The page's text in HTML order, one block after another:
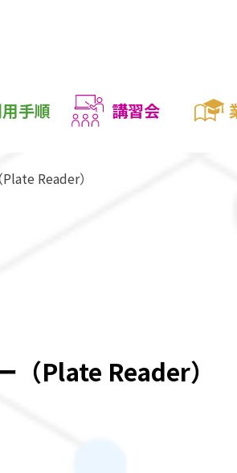
手順 講習会
Reader）
（Plate Reader）